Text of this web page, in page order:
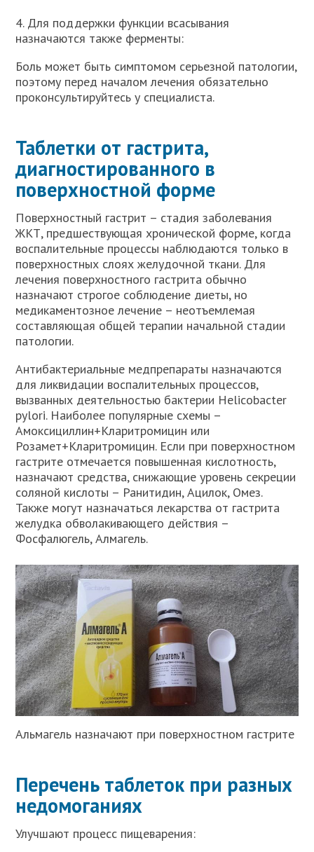
4. Для поддержки функции всасывания
назначаются также ферменты:
Боль может быть симптомом серьезной патологии,
поэтому перед началом лечения обязательно
проконсультируйтесь у специалиста.
Таблетки от гастрита,
диагностированного в
поверхностной форме
Поверхностный гастрит – стадия заболевания
ЖКТ, предшествующая хронической форме, когда
воспалительные процессы наблюдаются только в
поверхностных слоях желудочной ткани. Для
лечения поверхностного гастрита обычно
назначают строгое соблюдение диеты, но
медикаментозное лечение – неотъемлемая
составляющая общей терапии начальной стадии
патологии.
Антибактериальные медпрепараты назначаются
для ликвидации воспалительных процессов,
вызванных деятельностью бактерии Helicobacter
pylori. Наиболее популярные схемы –
Амоксициллин+Кларитромицин или
Розамет+Кларитромицин. Если при поверхностном
гастрите отмечается повышенная кислотность,
назначают средства, снижающие уровень секреции
соляной кислоты – Ранитидин, Ацилок, Омез.
Также могут назначаться лекарства от гастрита
желудка обволакивающего действия –
Фосфалюгель, Алмагель.
Альмагель назначают при поверхностном гастрите
Перечень таблеток при разных
недомоганиях
Улучшают процесс пищеварения: